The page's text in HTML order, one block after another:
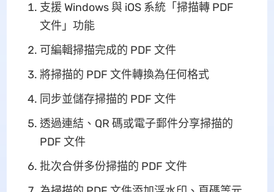
支援 Windows 與 iOS 系統「掃描轉 PDF
文件」功能
可編輯掃描完成的 PDF 文件
將掃描的 PDF 文件轉換為任何格式
同步並儲存掃描的 PDF 文件
透過連結、QR 碼或電子郵件分享掃描的
PDF 文件
批次合併多份掃描的 PDF 文件